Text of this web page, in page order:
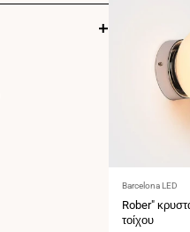
Προμηθευτής:
Barcelona LED
Rober"
τοίχου